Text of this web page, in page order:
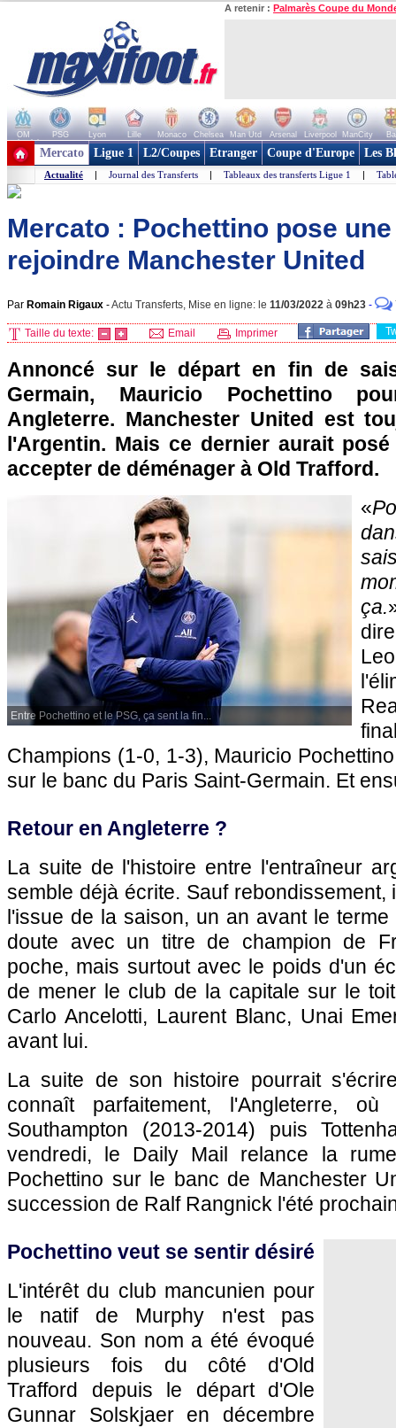
A retenir : Palmarès Coupe du
OM PSG Lyon Lille Monaco Chelsea Man Utd Arsenal Liverpool ManCity
+ de clubs
Mercato Ligue 1 L2/Coupes Etranger Coupe d'Europe Les
Actualité | Journal des Transferts | Tableaux des transferts Ligue 1 |
Mercato : Pochettino pose
rejoindre Manchester United
Par Romain Rigaux -Actu Transferts, Mise en ligne: le 11/03/2022 à 09h23 -
Taille du texte: Email Imprimer
Annoncé sur le départ en fin de
Germain, Mauricio Pochettino
Angleterre. Manchester United est
l'Argentin. Mais ce dernier aurait
accepter de déménager à Old Trafford.
Entre Pochettino et le PSG, ça sent la fin...
«
ça.
Champions (1-0, 1-3), Mauricio
sur le banc du Paris Saint-Germain. Et
Retour en Angleterre ?
La suite de l'histoire entre l'entraîneur
semble déjà écrite. Sauf rebondissement,
l'issue de la saison, un an avant le
doute avec un titre de champion de
poche, mais surtout avec le poids d'un
de mener le club de la capitale sur le
Carlo Ancelotti, Laurent Blanc, Unai
avant lui.
La suite de son histoire pourrait
connaît parfaitement, l'Angleterre,
Southampton (2013-2014) puis
vendredi, le Daily Mail relance la
Pochettino sur le banc de Manchester
succession de Ralf Rangnick l'été
Pochettino veut se sentir désiré
L'intérêt du club mancunien pour
le natif de Murphy n'est pas
nouveau. Son nom a été évoqué
plusieurs fois du côté d'Old
Trafford depuis le départ d'Ole
Gunnar Solskjaer en décembre